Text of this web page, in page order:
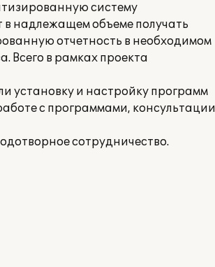
систему
в надлежащем объеме получать
отчетность в необходимом
Всего в рамках проекта
и настройку программ
с программами, консультации
сотрудничество.